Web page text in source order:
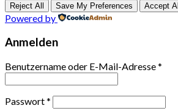
Reject All Save My Preferences Accept All
Powered by
Anmelden
Benutzername oder E-Mail-Adresse*
Passwort*